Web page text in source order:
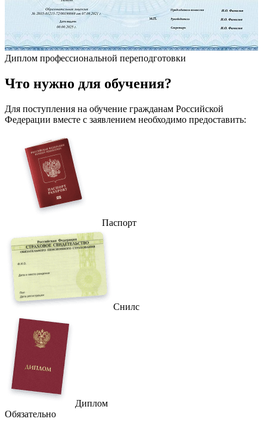
Диплом профессиональной переподготовки
Что нужно для обучения?
Для поступления на обучение гражданам Российской
Федерации вместе с заявлением необходимо предоставить:
Паспорт
Снилс
Диплом
Обязательно